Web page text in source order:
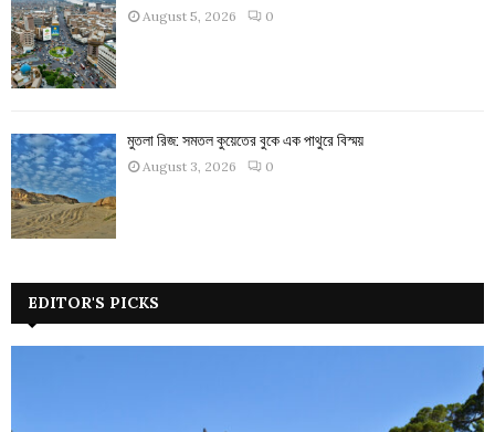
August 5, 2026 0
মুতলা রিজ: সমতল কুয়েতের বুকে এক পাথুরে বিস্ময়
August 3, 2026 0
EDITOR'S PICKS